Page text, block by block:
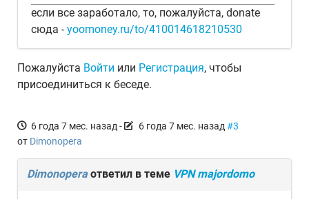
если все заработало, то, пожалуйста, donate
сюда -yoomoney.ru/to/410014618210530
Пожалуйста Войти или Регистрация, чтобы
присоединиться к беседе.
6 года 7 мес. назад - 6 года 7 мес. назад #3
от Dimonopera
Dimonoperaответил в теме VPN majordomo